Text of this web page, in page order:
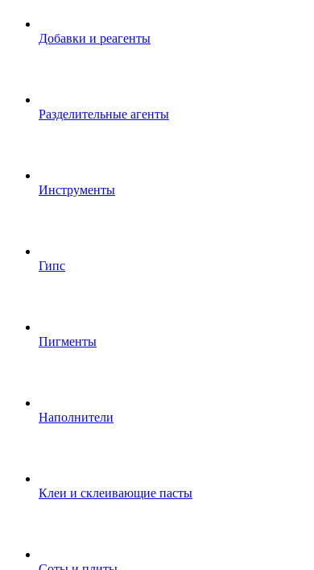
Добавки и реагенты
Разделительные агенты
Инструменты
Гипс
Пигменты
Наполнители
Клеи и склеивающие пасты